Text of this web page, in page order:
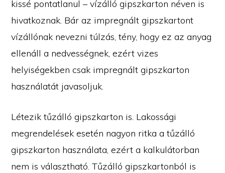
kissé pontatlanul – vízálló gipszkarton néven is
hivatkoznak. Bár az impregnált gipszkartont
vízállónak nevezni túlzás, tény, hogy ez az anyag
ellenáll a nedvességnek, ezért vizes
helyiségekben csak impregnált gipszkarton
használatát javasoljuk.
Létezik tűzálló gipszkarton is. Lakossági
megrendelések esetén nagyon ritka a tűzálló
gipszkarton használata, ezért a kalkulátorban
nem is választható. Tűzálló gipszkartonból is